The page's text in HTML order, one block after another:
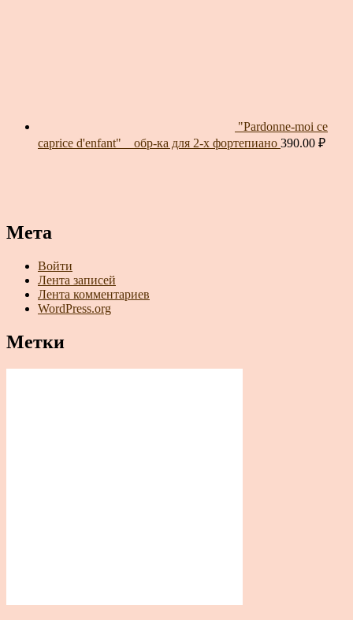
"Pardonne-moi ce
caprice d'enfant" _ обр-ка для 2-х фортепиано 390.00 ₽
Мета
Войти
Лента записей
Лента комментариев
WordPress.org
Метки